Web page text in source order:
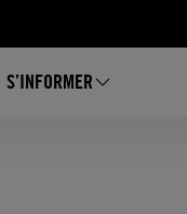
S’INFORMER